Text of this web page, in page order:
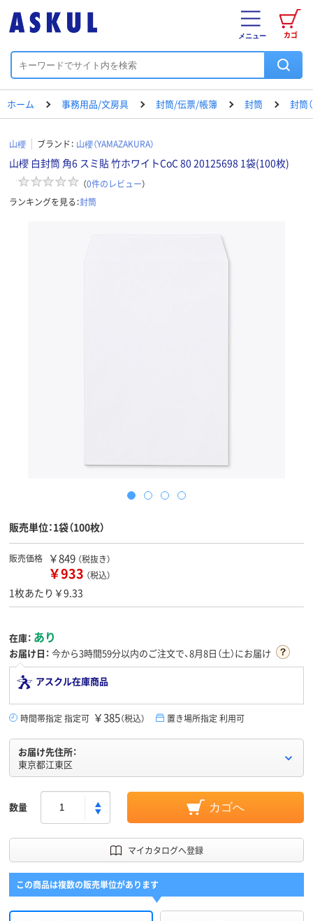
カゴ
メニュー
ホーム 事務用品/文房具 封筒/伝票/帳簿 封筒 封筒
山櫻 ブランド： 山櫻（YAMAZAKURA）
山櫻 白封筒 角6 スミ貼 竹ホワイトCoC 80 20125698 1袋(100枚)
（0件のレビュー）
ランキングを見る：封筒
販売単位：1袋（100枚）
販売価格 ￥849 （税抜き）
￥933 （税込）
1枚あたり￥9.33
在庫： あり
お届け日： 今から3時間59分以内のご注文で、8月8日（土）にお届け
アスクル在庫商品
時間帯指定 指定可 ￥385（税込） 置き場所指定 利用可
お届け先住所：
東京都江東区
数量 カゴへ
マイカタログへ登録
この商品は複数の販売単位があります